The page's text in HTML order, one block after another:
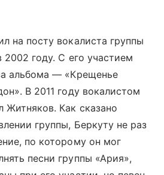
на посту вокалиста группы
2002 году. С его участием
альбома — «Крещенье
В 2011 году вокалистом
Житняков. Как сказано
группы, Беркуту не раз
по которому он мог
песни группы «Ария»,